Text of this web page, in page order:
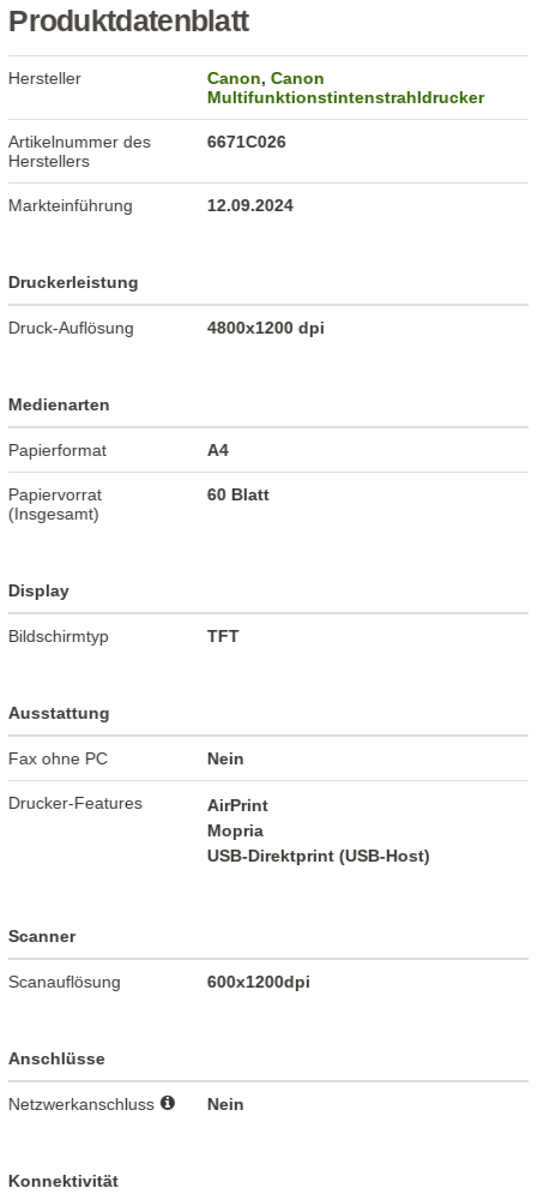
Produktdatenblatt
Hersteller Canon,Canon
Multifunktionstintenstrahldrucker
Artikelnummer des
Herstellers
6671C026
Markteinführung 12.09.2024
Druckerleistung
Druck-Auflösung 4800x1200 dpi
Medienarten
Papierformat A4
Papiervorrat
(Insgesamt)
60 Blatt
Display
Bildschirmtyp TFT
Ausstattung
Fax ohne PC Nein
Drucker-Features
AirPrint
Mopria
USB-Direktprint (USB-Host)
Scanner
Scanauflösung 600x1200dpi
Anschlüsse
Netzwerkanschluss Nein
Konnektivität